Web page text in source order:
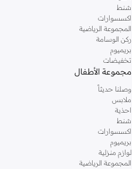
شنط
اكسسوارات
المجموعة الرياضية
ركن الوسامة
بريميوم
تخفيضات
مجموعة الأطفال
وصلنا حديثاً
ملابس
احذية
شنط
اكسسوارات
بريميوم
لوازم منزلية
المجموعة الرياضية